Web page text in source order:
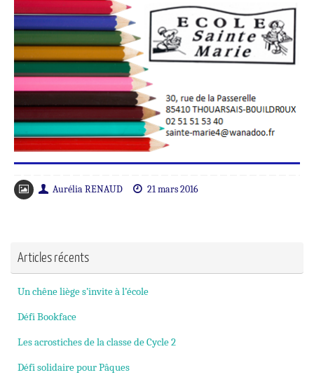
Aurélia RENAUD 21 mars 2016
Articles récents
Un chêne liège s’invite à l’école
Défi Bookface
Les acrostiches de la classe de Cycle 2
Défi solidaire pour Pâques